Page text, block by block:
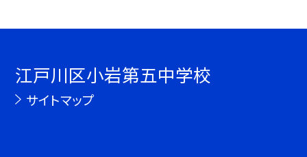
江戸川区小岩第五中学校
サイトマップ